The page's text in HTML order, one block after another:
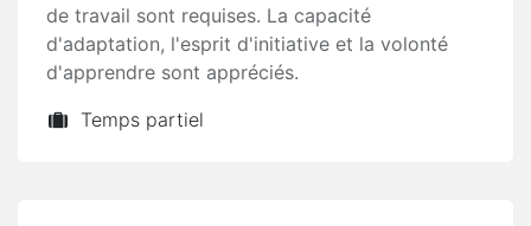
de travail sont requises. La capacité
d'adaptation, l'esprit d'initiative et la volonté
d'apprendre sont appréciés.
Temps partiel